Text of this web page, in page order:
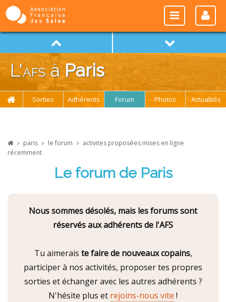
L'afsàParis
Sorties Adhérents Forum Photos Actualités
paris le forum
activites proposées mises en ligne
récemment
Le forum de Paris
Nous sommes désolés, mais les forums sont
réservés aux adhérents de l'AFS
Tu aimerais te faire de nouveaux copains,
participer à nos activités, proposer tes propres
sorties et échanger avec les autres adhérents ?
N'hésite plus et rejoins-nous vite !